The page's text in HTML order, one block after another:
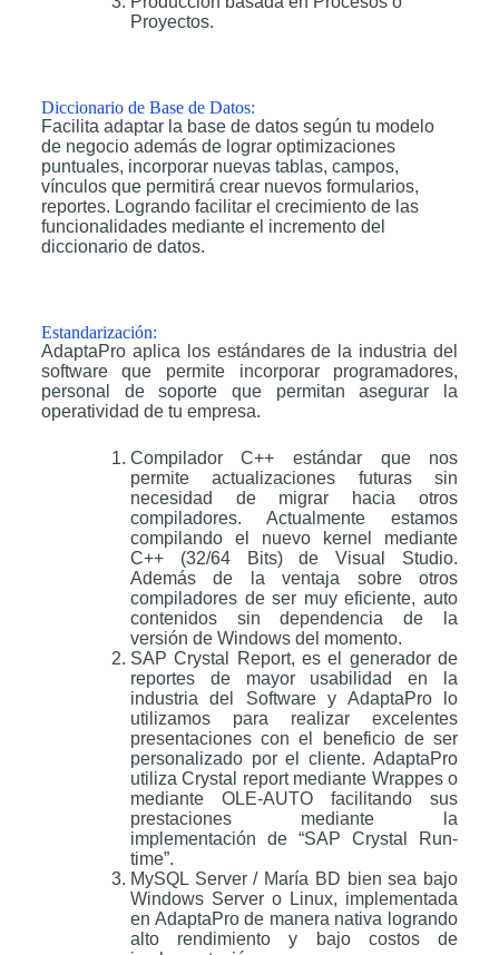
Proyectos.
Diccionario de Base de Datos:
Facilita adaptar la base de datos según tu modelo
de negocio además de lograr optimizaciones
puntuales, incorporar nuevas tablas, campos,
vínculos que permitirá crear nuevos formularios,
reportes. Logrando facilitar el crecimiento de las
funcionalidades mediante el incremento del
diccionario de datos.
Estandarización:
AdaptaPro aplica los estándares de la industria del
software que permite incorporar programadores,
personal de soporte que permitan asegurar la
operatividad de tu empresa.
Compilador C++ estándar que nos
permite actualizaciones futuras sin
necesidad de migrar hacia otros
compiladores. Actualmente estamos
compilando el nuevo kernel mediante
C++ (32/64 Bits) de Visual Studio.
Además de la ventaja sobre otros
compiladores de ser muy eficiente, auto
contenidos sin dependencia de la
versión de Windows del momento.
SAP Crystal Report, es el generador de
reportes de mayor usabilidad en la
industria del Software y AdaptaPro lo
utilizamos para realizar excelentes
presentaciones con el beneficio de ser
personalizado por el cliente. AdaptaPro
utiliza Crystal report mediante Wrappes o
mediante OLE-AUTO facilitando sus
prestaciones mediante la
implementación de “SAP Crystal Run-
time”.
MySQL Server / María BD bien sea bajo
Windows Server o Linux, implementada
en AdaptaPro de manera nativa logrando
alto rendimiento y bajo costos de